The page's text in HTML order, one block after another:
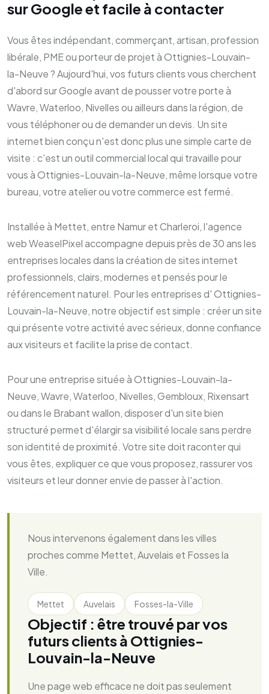
sur Google et facile à contacter
Vous êtes indépendant, commerçant, artisan, profession
libérale, PME ou porteur de projet à Ottignies-Louvain-
la-Neuve ? Aujourd'hui, vos futurs clients vous cherchent
d'abord sur Google avant de pousser votre porte à
Wavre, Waterloo, Nivelles ou ailleurs dans la région, de
vous téléphoner ou de demander un devis. Un site
internet bien conçu n'est donc plus une simple carte de
visite : c'est un outil commercial local qui travaille pour
vous à Ottignies-Louvain-la-Neuve, même lorsque votre
bureau, votre atelier ou votre commerce est fermé.
Installée à Mettet, entre Namur et Charleroi, l'agence
web WeaselPixel accompagne depuis près de 30 ans les
entreprises locales dans la création de sites internet
professionnels, clairs, modernes et pensés pour le
référencement naturel. Pour les entreprises d' Ottignies-
Louvain-la-Neuve, notre objectif est simple : créer un site
qui présente votre activité avec sérieux, donne confiance
aux visiteurs et facilite la prise de contact.
Pour une entreprise située à Ottignies-Louvain-la-
Neuve, Wavre, Waterloo, Nivelles, Gembloux, Rixensart
ou dans le Brabant wallon, disposer d'un site bien
structuré permet d'élargir sa visibilité locale sans perdre
son identité de proximité. Votre site doit raconter qui
vous êtes, expliquer ce que vous proposez, rassurer vos
visiteurs et leur donner envie de passer à l'action.
Nous intervenons également dans les villes
proches comme Mettet, Auvelais et Fosses la
Ville.
Mettet Auvelais Fosses-la-Ville
Objectif : être trouvé par vos
futurs clients à Ottignies-
Louvain-la-Neuve
Une page web efficace ne doit pas seulement